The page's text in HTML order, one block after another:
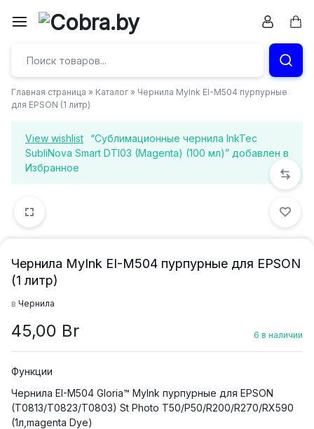
и
канцтовары
в
Витебске
Главная страница » Каталог » Чернила MyInk EI-M504 пурпурные
для EPSON (1 литр)
View wishlist
“Сублимационные чернила InkTec
SubliNova Smart DTI03 (Magenta) (100 мл)” добавлен в
Избранное
Чернила MyInk EI-M504 пурпурные для EPSON
(1 литр)
в Чернила
45,00 Br 6 в наличии
Функции
Чернила EI-M504 Gloria™ MyInk пурпурные для EPSON
(T0813/T0823/T0803) St Photo T50/P50/R200/R270/RX590
(1л,magenta Dye)